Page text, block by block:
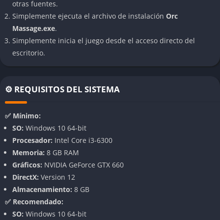
servicios ofrecidos. El jugador puede invertir en nuevos
equipos, contratar ayudantes, reorganizar la sala y
personalizar la ambientación con muebles y objetos únicos.
Cada mejora impacta en la experiencia de los clientes y en las
ganancias diarias.
Comienzas con recursos limitados y pocos clientes, pero con
salón en el local de moda del pueblo. A medida que sube tu
reputación, llegan personajes más exigentes y con historias
más complejas, abriendo nuevas líneas de diálogo, retos y
recompensas.
Masajes interactivos y minijuegos variados
El sistema de masajes en Orc Massage es interactivo y está
basado en minijuegos de precisión, ritmo y observación. Cada
cliente tiene sus propias preferencias, zonas sensibles y
otras fuentes.
Simplemente ejecuta el archivo de instalación Orc
Massage.exe.
Simplemente inicia el juego desde el acceso directo del
escritorio.
⚙️ REQUISITOS DEL SISTEMA
✅ Mínimo:
SO: Windows 10 64-bit
Procesador: Intel Core i3-6300
Memoria: 8 GB RAM
Gráficos: NVIDIA GeForce GTX 660
DirectX: Version 12
Almacenamiento: 8 GB
✅ Recomendado:
SO: Windows 10 64-bit